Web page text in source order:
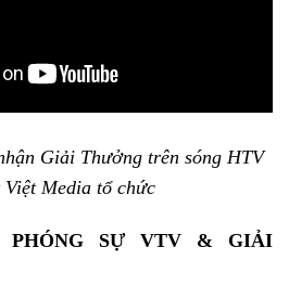
Giải Thưởng trên sóng HTV
Việt Media tổ chức
SỰ VTV & GIẢI